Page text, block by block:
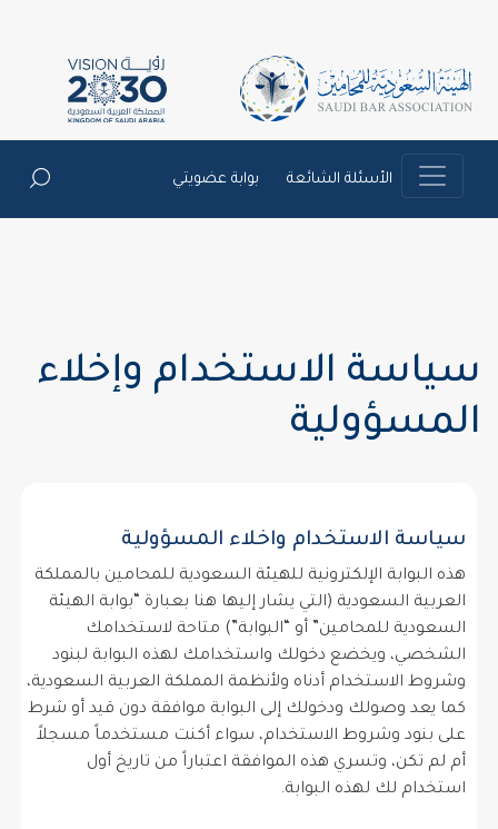
الأسئلة الشائعة بوابة عضويتي
سياسة الاستخدام وإخلاء
المسؤولية
سياسة الاستخدام واخلاء المسؤولية
هذه البوابة الإلكترونية للهيئة السعودية للمحامين بالمملكة
العربية السعودية (التي يشار إليها هنا بعبارة “بوابة الهيئة
السعودية للمحامين” أو “البوابة”) متاحة لاستخدامك
الشخصي، ويخضع دخولك واستخدامك لهذه البوابة لبنود
وشروط الاستخدام أدناه ولأنظمة المملكة العربية السعودية،
كما يعد وصولك ودخولك إلى البوابة موافقة دون قيد أو شرط
على بنود وشروط الاستخدام، سواء أكنت مستخدماً مسجلاً
أم لم تكن، وتسري هذه الموافقة اعتباراً من تاريخ أول
استخدام لك لهذه البوابة.